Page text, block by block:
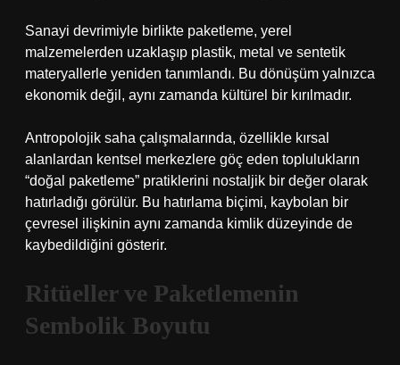
Sanayi devrimiyle birlikte paketleme, yerel
malzemelerden uzaklaşıp plastik, metal ve sentetik
materyallerle yeniden tanımlandı. Bu dönüşüm yalnızca
ekonomik değil, aynı zamanda kültürel bir kırılmadır.
Antropolojik saha çalışmalarında, özellikle kırsal
alanlardan kentsel merkezlere göç eden toplulukların
“doğal paketleme” pratiklerini nostaljik bir değer olarak
hatırladığı görülür. Bu hatırlama biçimi, kaybolan bir
çevresel ilişkinin aynı zamanda kimlik düzeyinde de
kaybedildiğini gösterir.
Ritüeller ve Paketlemenin
Sembolik Boyutu